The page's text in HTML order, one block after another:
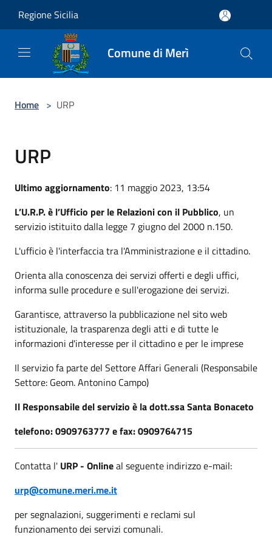
Regione Sicilia
Comune di Merì
Home > URP
URP
Ultimo aggiornamento: 11 maggio 2023, 13:54
L’U.R.P. è l’Ufficio per le Relazioni con il Pubblico, un
servizio istituito dalla legge 7 giugno del 2000 n.150.
L'ufficio è l'interfaccia tra l'Amministrazione e il cittadino.
Orienta alla conoscenza dei servizi offerti e degli uffici,
informa sulle procedure e sull'erogazione dei servizi.
Garantisce, attraverso la pubblicazione nel sito web
istituzionale, la trasparenza degli atti e di tutte le
informazioni d'interesse per il cittadino e per le imprese
Il servizio fa parte del Settore Affari Generali (Responsabile
Settore: Geom. Antonino Campo)
Il Responsabile del servizio è la dott.ssa Santa Bonaceto
telefono: 0909763777 e fax: 0909764715
Contatta l' URP - Onlineal seguente indirizzo e-mail:
urp@comune.meri.me.it
per segnalazioni, suggerimenti e reclami sul
funzionamento dei servizi comunali.